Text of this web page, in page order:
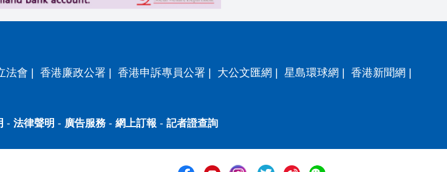
法會 | 香港廉政公署 | 香港申訴專員公署 | 大公文匯網 | 星島環球網 | 香港新聞網 |
- 法律聲明 - 廣告服務- 網上訂報 - 記者證查詢